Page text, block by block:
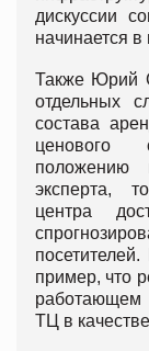
дискуссии
начинается
Также Юрий
отдельных
состава
ценового
эксперта,
центра
пример, что
работающем
ТЦ в